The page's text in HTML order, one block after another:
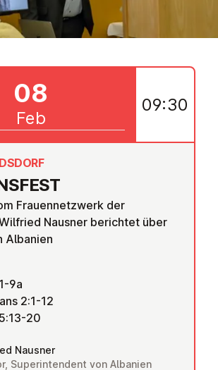
Frauennetzwerk der
Nausner berichtet über
Albanien
9a
2:1-12
20
Nausner
Superintendent von Albanien
08
Feb
09:30